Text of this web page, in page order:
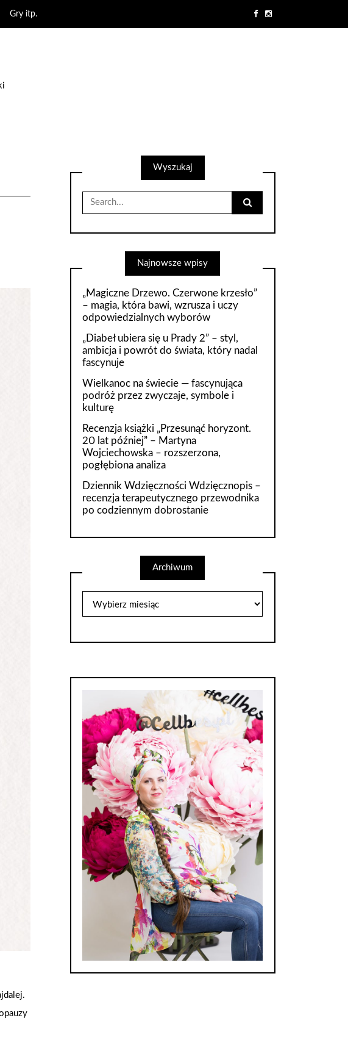
Gry itp.
Wyszukaj
Search
for:
Najnowsze wpisy
„Magiczne Drzewo. Czerwone krzesło”
– magia, która bawi, wzrusza i uczy
odpowiedzialnych wyborów
„Diabeł ubiera się u Prady 2” – styl,
ambicja i powrót do świata, który nadal
fascynuje
Wielkanoc na świecie — fascynująca
podróż przez zwyczaje, symbole i
kulturę
Recenzja książki „Przesunąć horyzont.
20 lat później” – Martyna
Wojciechowska – rozszerzona,
pogłębiona analiza
Dziennik Wdzięczności Wdzięcznopis –
recenzja terapeutycznego przewodnika
po codziennym dobrostanie
Archiwum